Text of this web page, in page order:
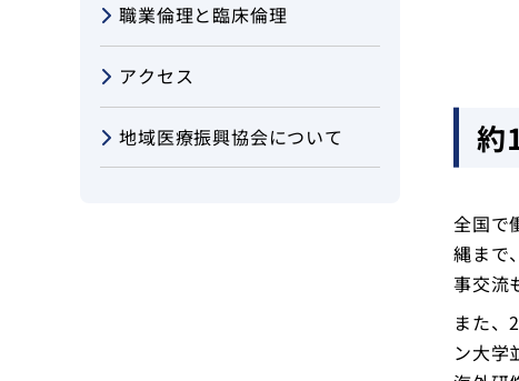
約
全国で
縄まで
事交流
また、
ン大学
職業倫理と臨床倫理
アクセス
地域医療振興協会について